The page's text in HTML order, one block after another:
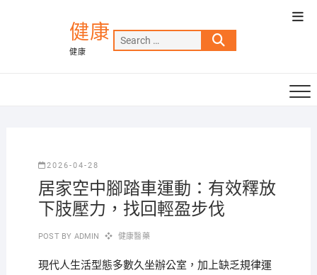
健康
健康
Search
…
2026-04-28
居家空中腳踏車運動：有效釋放
下肢壓力，找回輕盈步伐
POST BY ADMIN 健康醫藥
現代人生活型態多數久坐辦公室，加上缺乏規律運